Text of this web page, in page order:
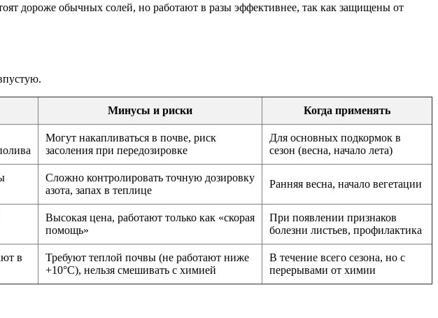
дороже обычных солей, но работают в разы эффективнее, так как защищены от
Минусы и риски Когда применять
Могут накапливаться в почве, риск
засоления при передозировке
Для основных подкормок в
сезон (весна, начало лета)
Сложно контролировать точную дозировку
азота, запах в теплице
Ранняя весна, начало вегетации
Высокая цена, работают только как «скорая
помощь»
При появлении признаков
болезни листьев, профилактика
в
Требуют теплой почвы (не работают ниже
+10°C), нельзя смешивать с химией
В течение всего сезона, но с
перерывами от химии